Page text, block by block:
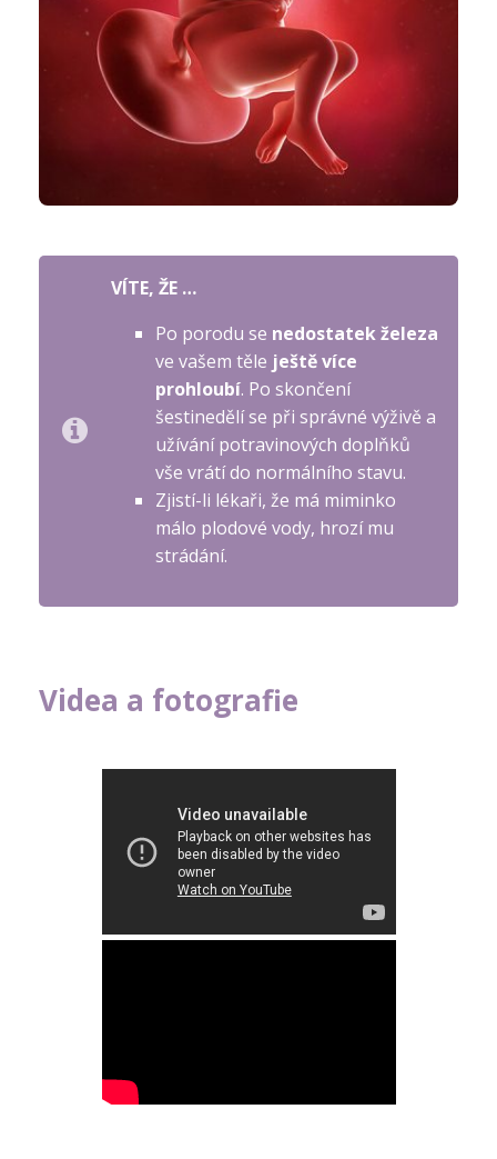
VÍTE, ŽE …
Po porodu se nedostatek železa
ve vašem těle ještě více
prohloubí. Po skončení
šestinedělí se při správné výživě a
užívání potravinových doplňků
vše vrátí do normálního stavu.
Zjistí-li lékaři, že má miminko
málo plodové vody, hrozí mu
strádání.
Videa a fotografie